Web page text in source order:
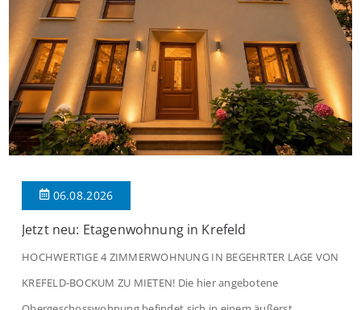
06.08.2026
Jetzt neu: Etagenwohnung in Krefeld
HOCHWERTIGE 4 ZIMMERWOHNUNG IN BEGEHRTER LAGE VON
KREFELD-BOCKUM ZU MIETEN! Die hier angebotene